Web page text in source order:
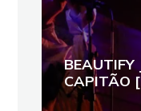
BEAUTIFY
CAPITÃO